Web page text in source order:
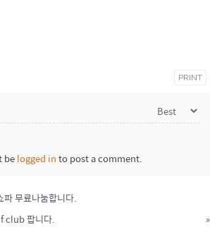
PRINT
belogged into post a comment.
파 무료나눔합니다.
club 팝니다.
»